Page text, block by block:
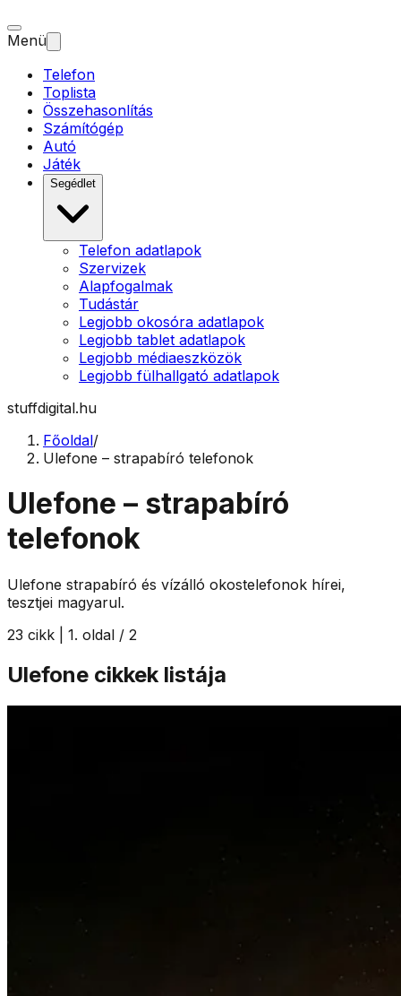
Menü
Telefon
Toplista
Összehasonlítás
Számítógép
Autó
Játék
Segédlet
Telefon adatlapok
Szervizek
Alapfogalmak
Tudástár
Legjobb okosóra adatlapok
Legjobb tablet adatlapok
Legjobb médiaeszközök
Legjobb fülhallgató adatlapok
stuffdigital.hu
Főoldal/
Ulefone – strapabíró telefonok
Ulefone – strapabíró
telefonok
Ulefone strapabíró és vízálló okostelefonok hírei,
tesztjei magyarul.
23 cikk | 1. oldal / 2
Ulefone cikkek listája